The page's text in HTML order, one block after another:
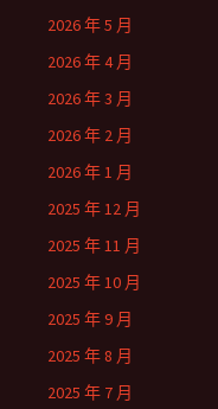
2026 年 5 月
2026 年 4 月
2026 年 3 月
2026 年 2 月
2026 年 1 月
2025 年 12 月
2025 年 11 月
2025 年 10 月
2025 年 9 月
2025 年 8 月
2025 年 7 月